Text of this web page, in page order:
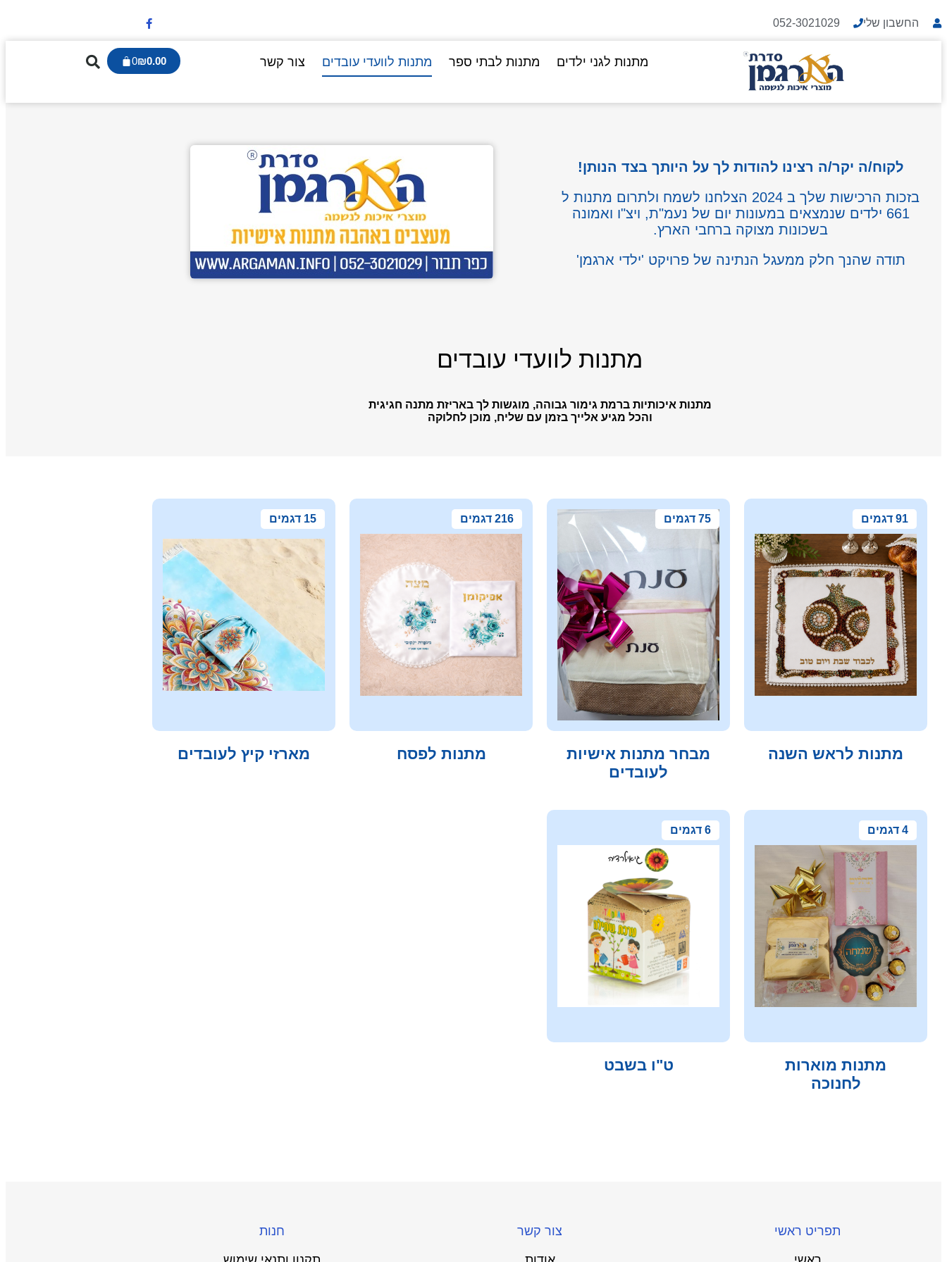
החשבון שלי 052-3021029
מתנות לגני ילדים מתנות לבתי ספר מתנות לוועדי עובדים צור קשר ₪0.00
0
לקוח/ה יקר/ה רצינו להודות לך על היותך בצד הנותן!
בזכות הרכישות שלך ב 2024 הצלחנו לשמח ולתרום מתנות ל
661 ילדים שנמצאים במעונות יום של נעמ"ת, ויצ"ו ואמונה
בשכונות מצוקה ברחבי הארץ.
תודה שהנך חלק ממעגל הנתינה של פרויקט 'ילדי ארגמן'
מתנות לוועדי עובדים
מתנות איכותיות ברמת גימור גבוהה, מוגשות לך באריזת מתנה חגיגית
והכל מגיע אלייך בזמן עם שליח, מוכן לחלוקה
91 דגמים
מתנות לראש השנה
75 דגמים
מבחר מתנות אישיות
לעובדים
216 דגמים
מתנות לפסח
15 דגמים
מארזי קיץ לעובדים
4 דגמים
מתנות מוארות
לחנוכה
6 דגמים
ט"ו בשבט
תפריט ראשי צור קשר חנות